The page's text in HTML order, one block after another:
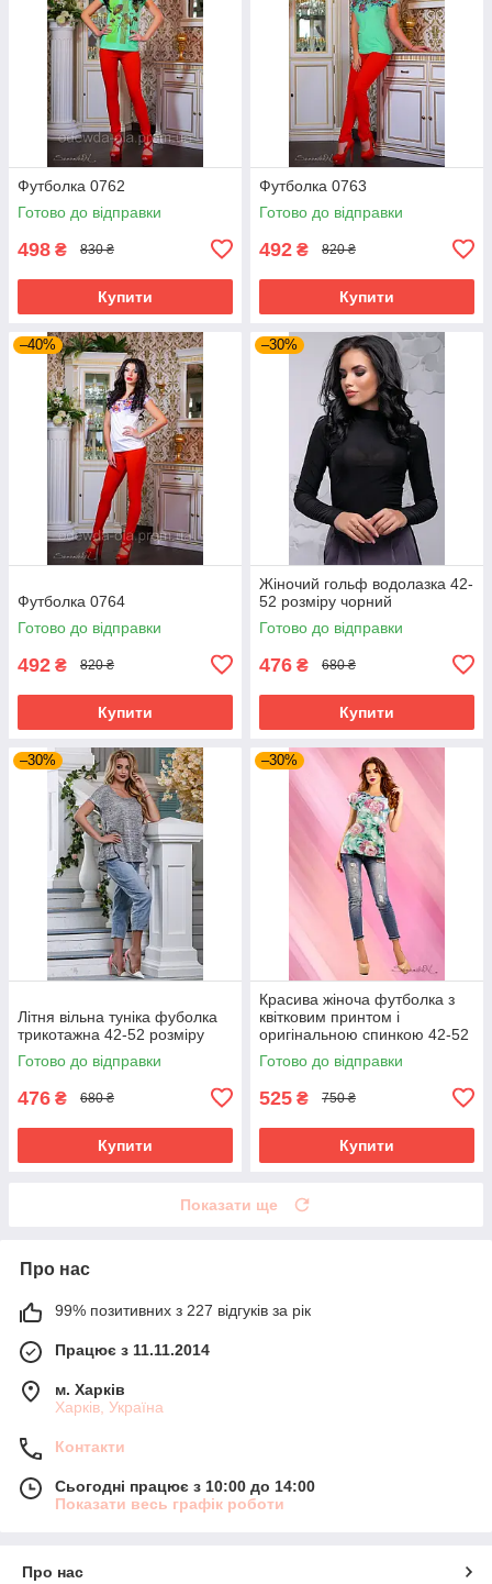
Футболка 0762
Готово до відправки
498 ₴ 830 ₴
Купити
Футболка 0763
Готово до відправки
492 ₴ 820 ₴
Купити
–40%
Футболка 0764
Готово до відправки
492 ₴ 820 ₴
Купити
–30%
Жіночий гольф водолазка 42-
52 розміру чорний
Готово до відправки
476 ₴ 680 ₴
Купити
–30%
Літня вільна туніка фуболка
трикотажна 42-52 розміру
Готово до відправки
476 ₴ 680 ₴
Купити
–30%
Красива жіноча футболка з
квітковим принтом і
оригінальною спинкою 42-52
розміри
Готово до відправки
525 ₴ 750 ₴
Купити
Показати ще
Про нас
99% позитивних з 227 відгуків за рік
Працює з 11.11.2014
м. Харків
Харків, Україна
Контакти
Сьогодні працює з 10:00 до 14:00
Показати весь графік роботи
Про нас